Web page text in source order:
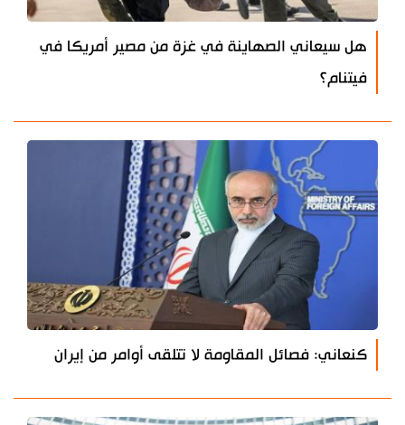
هل سيعاني الصهاينة في غزة من مصير أمريكا في
فيتنام؟
كنعاني: فصائل المقاومة لا تتلقى أوامر من إيران